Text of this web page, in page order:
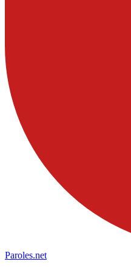
Paroles.net